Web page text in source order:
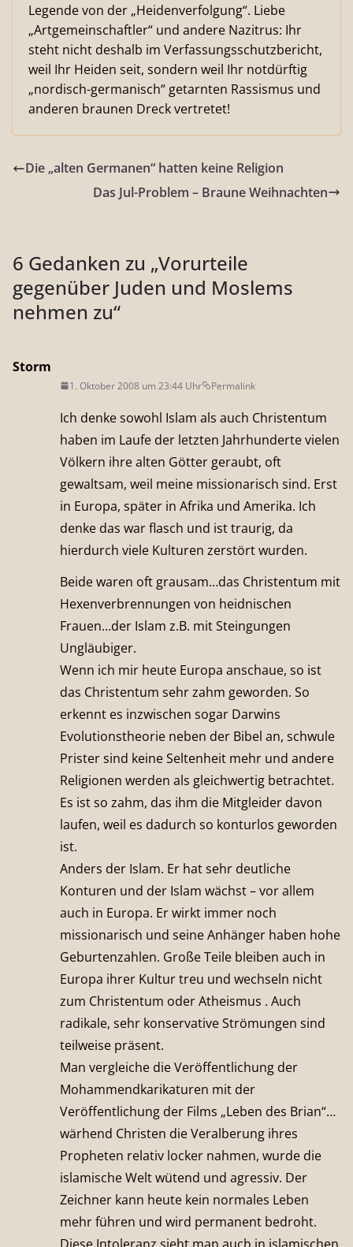
Legende von der „Heidenverfolgung“. Liebe
„Artgemeinschaftler“ und andere Nazitrus: Ihr
steht nicht deshalb im Verfassungsschutzbericht,
weil Ihr Heiden seit, sondern weil Ihr notdürftig
„nordisch-germanisch“ getarnten Rassismus und
anderen braunen Dreck vertretet!
Die „alten Germanen“ hatten keine Religion
Das Jul-Problem – Braune Weihnachten
6 Gedanken zu „Vorurteile
gegenüber Juden und Moslems
nehmen zu“
Storm
1. Oktober 2008 um 23:44 Uhr Permalink
Ich denke sowohl Islam als auch Christentum
haben im Laufe der letzten Jahrhunderte vielen
Völkern ihre alten Götter geraubt, oft
gewaltsam, weil meine missionarisch sind. Erst
in Europa, später in Afrika und Amerika. Ich
denke das war flasch und ist traurig, da
hierdurch viele Kulturen zerstört wurden.
Beide waren oft grausam…das Christentum mit
Hexenverbrennungen von heidnischen
Frauen…der Islam z.B. mit Steingungen
Ungläubiger.
Wenn ich mir heute Europa anschaue, so ist
das Christentum sehr zahm geworden. So
erkennt es inzwischen sogar Darwins
Evolutionstheorie neben der Bibel an, schwule
Prister sind keine Seltenheit mehr und andere
Religionen werden als gleichwertig betrachtet.
Es ist so zahm, das ihm die Mitgleider davon
laufen, weil es dadurch so konturlos geworden
ist.
Anders der Islam. Er hat sehr deutliche
Konturen und der Islam wächst – vor allem
auch in Europa. Er wirkt immer noch
missionarisch und seine Anhänger haben hohe
Geburtenzahlen. Große Teile bleiben auch in
Europa ihrer Kultur treu und wechseln nicht
zum Christentum oder Atheismus . Auch
radikale, sehr konservative Strömungen sind
teilweise präsent.
Man vergleiche die Veröffentlichung der
Mohammendkarikaturen mit der
Veröffentlichung der Films „Leben des Brian“…
wärhend Christen die Veralberung ihres
Propheten relativ locker nahmen, wurde die
islamische Welt wütend und agressiv. Der
Zeichner kann heute kein normales Leben
mehr führen und wird permanent bedroht.
Diese Intoleranz sieht man auch in islamischen